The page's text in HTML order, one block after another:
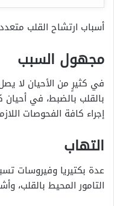
أسباب ارتشاح القلب
مجهول السبب
في كثيرٍ من الأحيان لا
بالقلب بالضبط، في
إجراء كافة الفحوصات
التهاب
عدة بكتيريا وفيروسات
التامور المحيط بالقلب،